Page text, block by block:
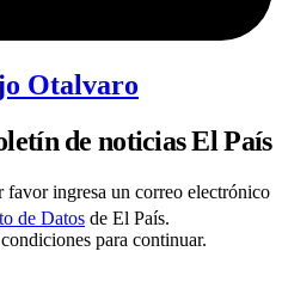
Otalvaro
de noticias El País
favor ingresa un correo electrónico
de Datos de El País.
para continuar.